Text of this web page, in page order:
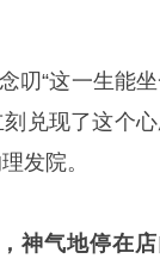
叨“这一生能
刻兑现了这个
发院。
神气地停在